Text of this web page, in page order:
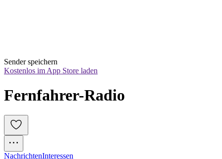
Sender speichern
Kostenlos im App Store laden
Fernfahrer-Radio
NachrichtenInteressen